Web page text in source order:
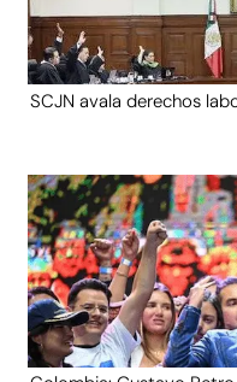
SCJN avala derechos